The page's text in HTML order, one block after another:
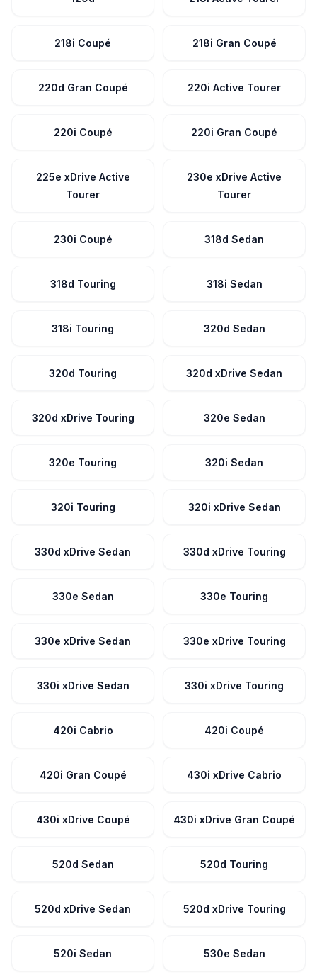
218i Coupé 218i Gran Coupé
220d Gran Coupé 220i Active Tourer
220i Coupé 220i Gran Coupé
225e xDrive Active
Tourer
230e xDrive Active
Tourer
230i Coupé 318d Sedan
318d Touring 318i Sedan
318i Touring 320d Sedan
320d Touring 320d xDrive Sedan
320d xDrive Touring 320e Sedan
320e Touring 320i Sedan
320i Touring 320i xDrive Sedan
330d xDrive Sedan 330d xDrive Touring
330e Sedan 330e Touring
330e xDrive Sedan 330e xDrive Touring
330i xDrive Sedan 330i xDrive Touring
420i Cabrio 420i Coupé
420i Gran Coupé 430i xDrive Cabrio
430i xDrive Coupé 430i xDrive Gran Coupé
520d Sedan 520d Touring
520d xDrive Sedan 520d xDrive Touring
520i Sedan 530e Sedan